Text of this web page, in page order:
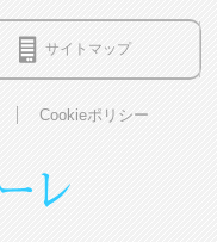
サイトマップ
Cookieポリシー